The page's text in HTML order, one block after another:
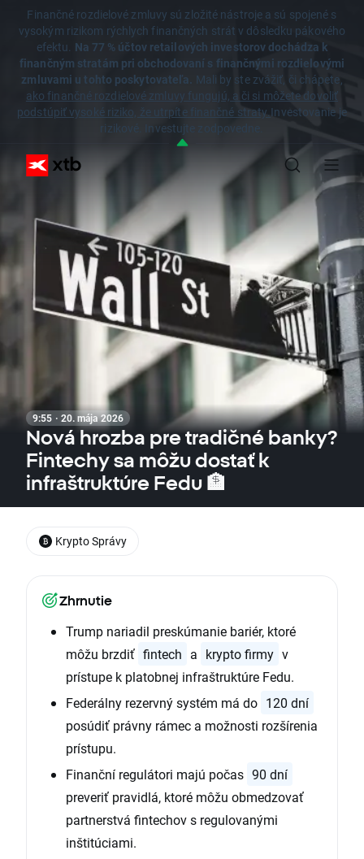
Finančné rozdielové zmluvy sú zložité nástroje a sú spojené s
vysokým rizikom rýchlych finančných strát v dôsledku pákového
efektu. Na 77 % účtov retailových investorov dochádza k
finančným stratám pri obchodovaní s finančnými rozdielovými
zmluvami u tohto poskytovateľa. Mali by ste zvážiť, či chápete,
ako finančné rozdielové zmluvy fungujú, a či si môžete dovoliť
podstúpiť vysoké riziko, že utrpíte finančné straty.Investovanie je
rizikové. Investujte zodpovedne.
9:55 · 20. mája 2026
Nová hrozba pre tradičné banky?
Fintechy sa môžu dostať k
infraštruktúre Fedu 🏦
Zhrnutie
Trump nariadil preskúmanie bariér, ktoré
môžu brzdiť fintech a krypto firmy v
prístupe k platobnej infraštruktúre Fedu.
Federálny rezervný systém má do 120 dní
posúdiť právny rámec a možnosti rozšírenia
prístupu.
Finanční regulátori majú počas 90 dní
preveriť pravidlá, ktoré môžu obmedzovať
partnerstvá fintechov s regulovanými
inštitúciami.
Krypto Správy